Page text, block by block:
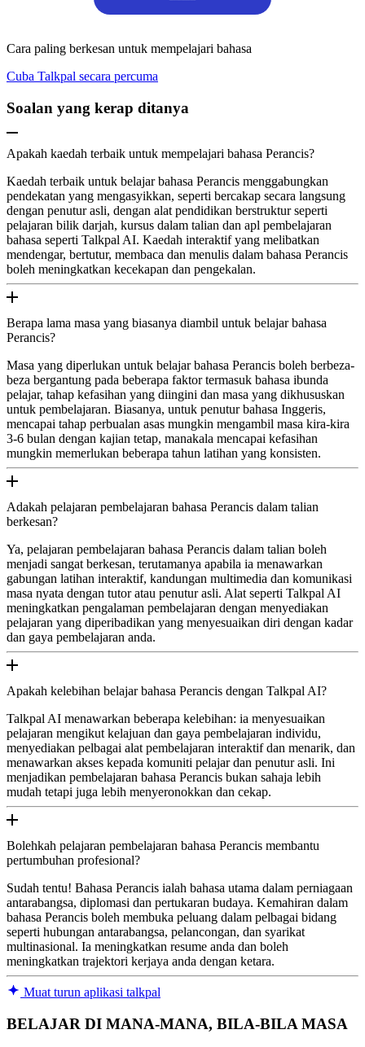
Cara paling berkesan untuk mempelajari bahasa
Cuba Talkpal secara percuma
Soalan yang kerap ditanya
Apakah kaedah terbaik untuk mempelajari bahasa Perancis?
Kaedah terbaik untuk belajar bahasa Perancis menggabungkan
pendekatan yang mengasyikkan, seperti bercakap secara langsung
dengan penutur asli, dengan alat pendidikan berstruktur seperti
pelajaran bilik darjah, kursus dalam talian dan apl pembelajaran
bahasa seperti Talkpal AI. Kaedah interaktif yang melibatkan
mendengar, bertutur, membaca dan menulis dalam bahasa Perancis
boleh meningkatkan kecekapan dan pengekalan.
Berapa lama masa yang biasanya diambil untuk belajar bahasa
Perancis?
Masa yang diperlukan untuk belajar bahasa Perancis boleh berbeza-
beza bergantung pada beberapa faktor termasuk bahasa ibunda
pelajar, tahap kefasihan yang diingini dan masa yang dikhususkan
untuk pembelajaran. Biasanya, untuk penutur bahasa Inggeris,
mencapai tahap perbualan asas mungkin mengambil masa kira-kira
3-6 bulan dengan kajian tetap, manakala mencapai kefasihan
mungkin memerlukan beberapa tahun latihan yang konsisten.
Adakah pelajaran pembelajaran bahasa Perancis dalam talian
berkesan?
Ya, pelajaran pembelajaran bahasa Perancis dalam talian boleh
menjadi sangat berkesan, terutamanya apabila ia menawarkan
gabungan latihan interaktif, kandungan multimedia dan komunikasi
masa nyata dengan tutor atau penutur asli. Alat seperti Talkpal AI
meningkatkan pengalaman pembelajaran dengan menyediakan
pelajaran yang diperibadikan yang menyesuaikan diri dengan kadar
dan gaya pembelajaran anda.
Apakah kelebihan belajar bahasa Perancis dengan Talkpal AI?
Talkpal AI menawarkan beberapa kelebihan: ia menyesuaikan
pelajaran mengikut kelajuan dan gaya pembelajaran individu,
menyediakan pelbagai alat pembelajaran interaktif dan menarik, dan
menawarkan akses kepada komuniti pelajar dan penutur asli. Ini
menjadikan pembelajaran bahasa Perancis bukan sahaja lebih
mudah tetapi juga lebih menyeronokkan dan cekap.
Bolehkah pelajaran pembelajaran bahasa Perancis membantu
pertumbuhan profesional?
Sudah tentu! Bahasa Perancis ialah bahasa utama dalam perniagaan
antarabangsa, diplomasi dan pertukaran budaya. Kemahiran dalam
bahasa Perancis boleh membuka peluang dalam pelbagai bidang
seperti hubungan antarabangsa, pelancongan, dan syarikat
multinasional. Ia meningkatkan resume anda dan boleh
meningkatkan trajektori kerjaya anda dengan ketara.
Muat turun aplikasi talkpal
BELAJAR DI MANA-MANA, BILA-BILA MASA